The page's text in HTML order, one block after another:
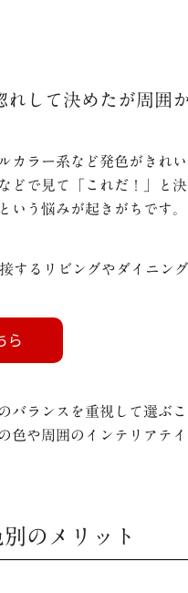
れして決めたが周囲
カラー系など発色がきれ
どで見て「これだ！」と
いう悩みが起きがちです。
するリビングやダイニン
バランスを重視して選ぶこ
色や周囲のインテリアテ
のメリット